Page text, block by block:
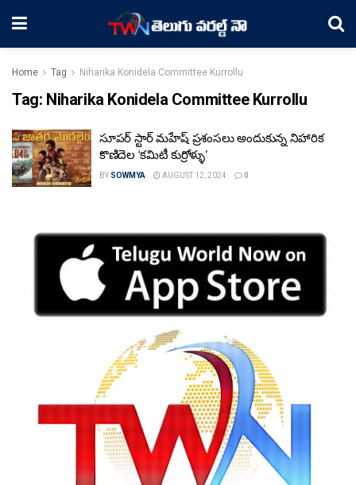
Home Tag Niharika Konidela Committee Kurrollu
Tag: Niharika Konidela Committee Kurrollu
సూప‌ర్ స్టార్ మ‌హేష్ ప్ర‌శంస‌లు అందుకున్న నిహారిక
కొణిదెల ‘కమిటీ కుర్రోళ్ళు’
BY SOWMYA AUGUST 12, 2024 0